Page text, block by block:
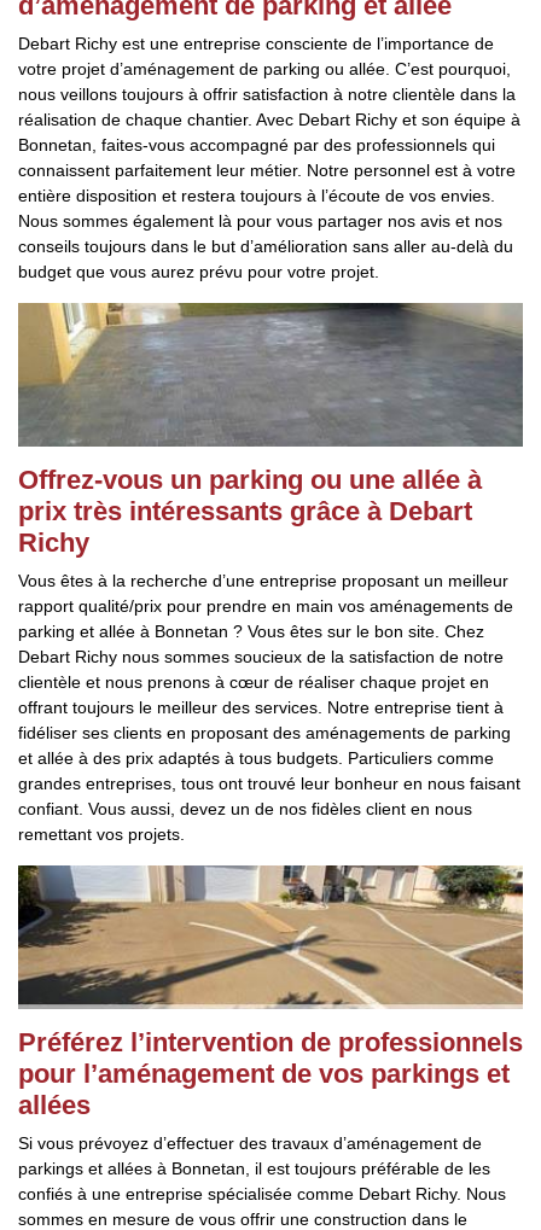
Debart Richy est une entreprise consciente de l’importance de
votre projet d’aménagement de parking ou allée. C’est pourquoi,
nous veillons toujours à offrir satisfaction à notre clientèle dans la
réalisation de chaque chantier. Avec Debart Richy et son équipe à
Bonnetan, faites-vous accompagné par des professionnels qui
connaissent parfaitement leur métier. Notre personnel est à votre
entière disposition et restera toujours à l’écoute de vos envies.
Nous sommes également là pour vous partager nos avis et nos
conseils toujours dans le but d’amélioration sans aller au-delà du
budget que vous aurez prévu pour votre projet.
Offrez-vous un parking ou une allée à
prix très intéressants grâce à Debart
Richy
Vous êtes à la recherche d’une entreprise proposant un meilleur
rapport qualité/prix pour prendre en main vos aménagements de
parking et allée à Bonnetan ? Vous êtes sur le bon site. Chez
Debart Richy nous sommes soucieux de la satisfaction de notre
clientèle et nous prenons à cœur de réaliser chaque projet en
offrant toujours le meilleur des services. Notre entreprise tient à
fidéliser ses clients en proposant des aménagements de parking
et allée à des prix adaptés à tous budgets. Particuliers comme
grandes entreprises, tous ont trouvé leur bonheur en nous faisant
confiant. Vous aussi, devez un de nos fidèles client en nous
remettant vos projets.
Préférez l’intervention de professionnels
pour l’aménagement de vos parkings et
allées
Si vous prévoyez d’effectuer des travaux d’aménagement de
parkings et allées à Bonnetan, il est toujours préférable de les
confiés à une entreprise spécialisée comme Debart Richy. Nous
sommes en mesure de vous offrir une construction dans le